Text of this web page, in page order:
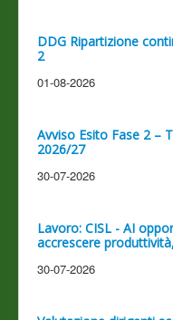
DDG Ripartizione
2
01-08-2026
Avviso Esito Fase 2 –
2026/27
30-07-2026
Lavoro: CISL - AI
accrescere
30-07-2026